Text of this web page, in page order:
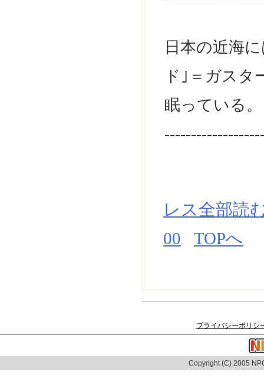
日本の近海
ド｣＝ガス
眠っている。
レス全部読
00
TOPへ
プライバシーポリシ
Copyright (C) 2005